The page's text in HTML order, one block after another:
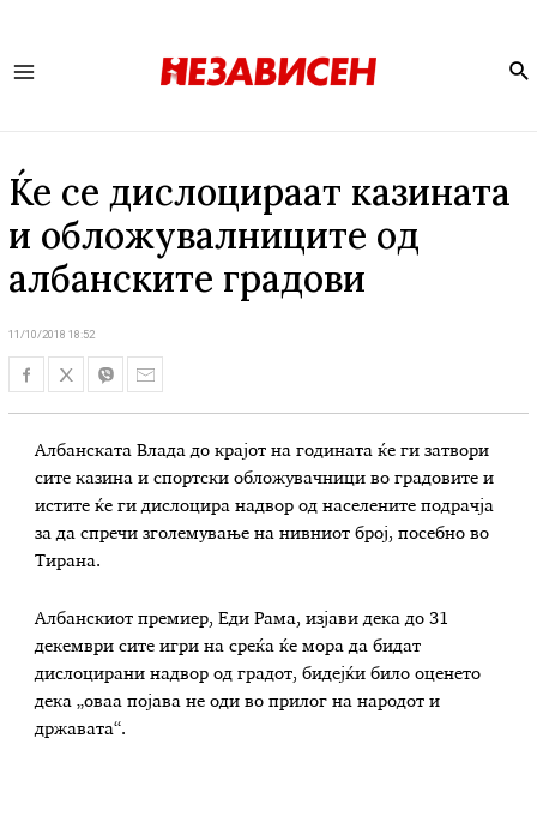
Ќе се дислоцираат казината
и обложувалниците од
албанските градови
11/10/2018 18:52
Албанската Влада до крајот на годината ќе ги затвори
сите казина и спортски обложувачници во градовите и
истите ќе ги дислоцира надвор од населените подрачја
за да спречи зголемување на нивниот број, посебно во
Тирана.
Албанскиот премиер, Еди Рама, изјави дека до 31
декември сите игри на среќа ќе мора да бидат
дислоцирани надвор од градот, бидејќи било оценето
дека „оваа појава не оди во прилог на народот и
државата“.